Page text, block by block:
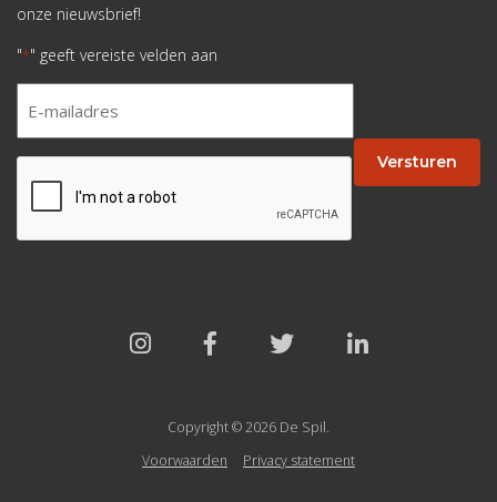
onze nieuwsbrief!
"*" geeft vereiste velden aan
* Versturen
Copyright © 2026 De Spil.
Voorwaarden
Privacy statement